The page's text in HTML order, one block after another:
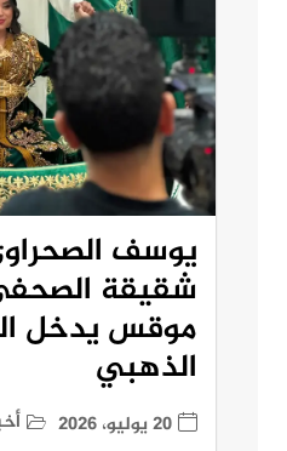
يوسف
شقيقة
موقس يدخل
الذهبي
20 يوليو، 2026